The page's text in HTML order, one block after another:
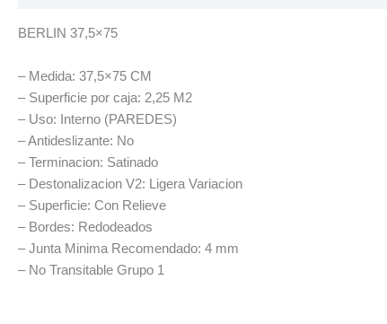
BERLIN 37,5×75
– Medida: 37,5×75 CM
– Superficie por caja: 2,25 M2
– Uso: Interno (PAREDES)
– Antideslizante: No
– Terminacion: Satinado
– Destonalizacion V2: Ligera Variacion
– Superficie: Con Relieve
– Bordes: Redodeados
– Junta Minima Recomendado: 4 mm
– No Transitable Grupo 1